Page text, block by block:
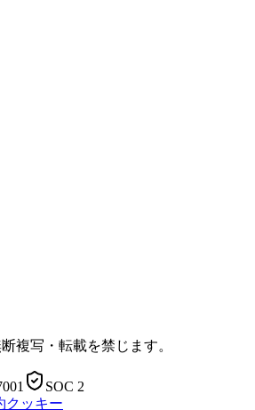
複写・転載を禁じます。
SOC 2
クッキー